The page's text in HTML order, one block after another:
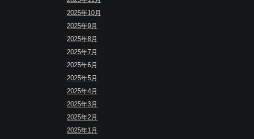
2025年10月
2025年9月
2025年8月
2025年7月
2025年6月
2025年5月
2025年4月
2025年3月
2025年2月
2025年1月